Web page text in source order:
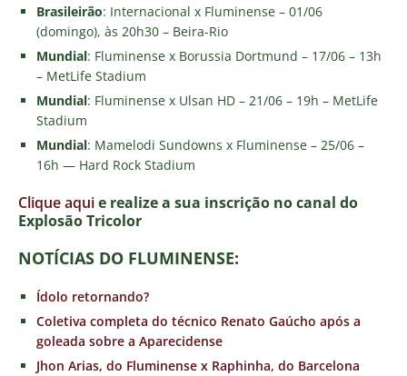
Brasileirão: Internacional x Fluminense – 01/06
(domingo), às 20h30 – Beira-Rio
Mundial: Fluminense x Borussia Dortmund – 17/06 – 13h
– MetLife Stadium
Mundial: Fluminense x Ulsan HD – 21/06 – 19h – MetLife
Stadium
Mundial: Mamelodi Sundowns x Fluminense – 25/06 –
16h — Hard Rock Stadium
Clique aquie realize a sua inscrição no canal do
Explosão Tricolor
NOTÍCIAS DO FLUMINENSE:
Ídolo retornando?
Coletiva completa do técnico Renato Gaúcho após a
goleada sobre a Aparecidense
Jhon Arias, do Fluminense x Raphinha, do Barcelona